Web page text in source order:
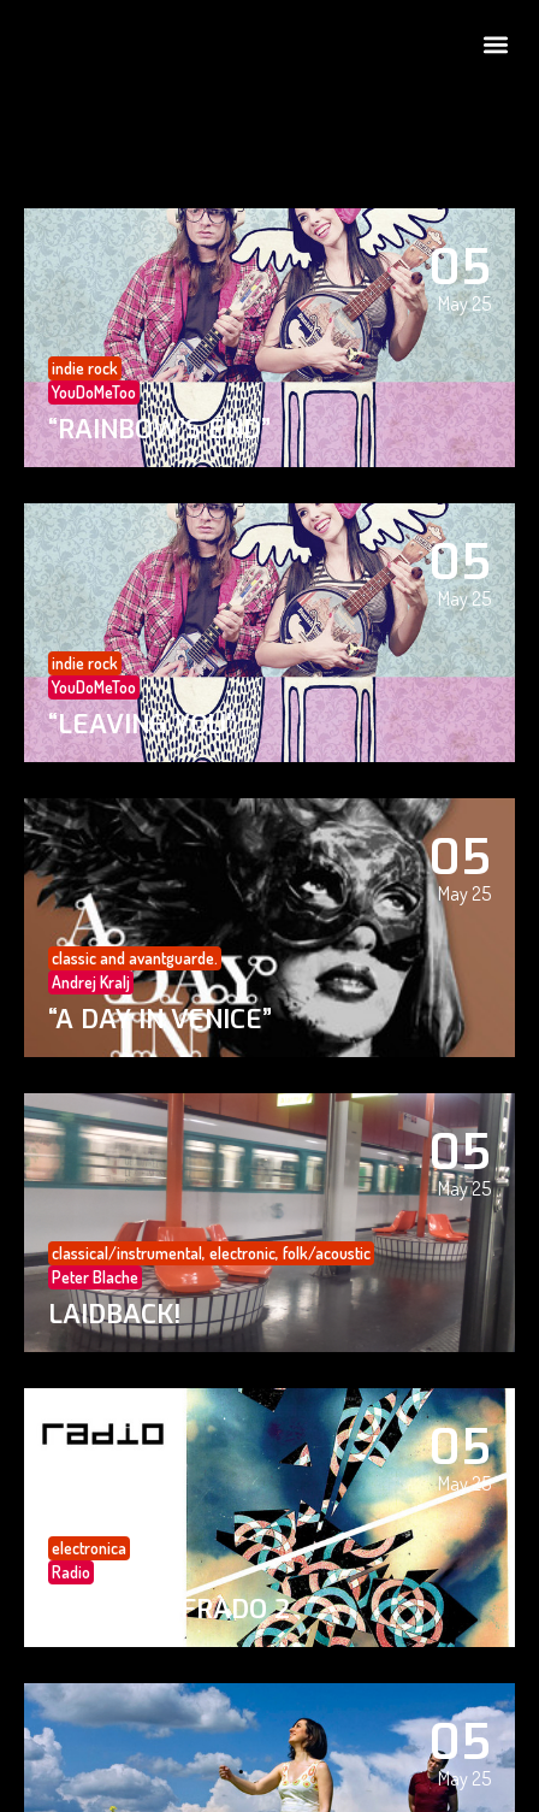
05
May 25
indie rock
YouDoMeToo
“RAINBOW’S END”
05
May 25
indie rock
YouDoMeToo
“LEAVING YOU”
05
May 25
classic and avantguarde.
Andrej Kralj
“A DAY IN VENICE”
05
May 25
classical/instrumental, electronic, folk/acoustic
Peter Blache
LAIDBACK!
05
May 25
electronica
Radio
PAISAJE CIFRADO 2
05
May 25